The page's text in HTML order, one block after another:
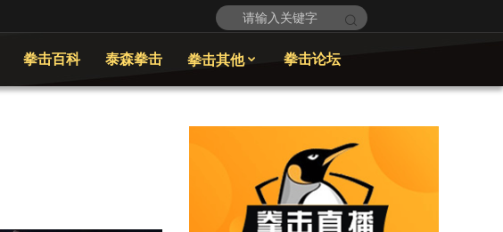
拳击百科 泰森拳击 拳击其他 拳击论坛